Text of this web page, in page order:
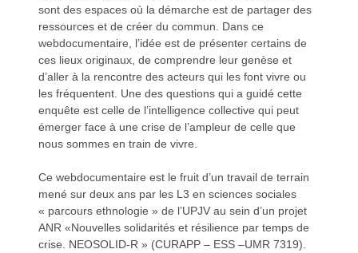
a
v
a
v
sont des espaces où la démarche est de partager des
ressources et de créer du commun. Dans ce
webdocumentaire, l’idée est de présenter certains de
ces lieux originaux, de comprendre leur genèse et
d’aller à la rencontre des acteurs qui les font vivre ou
les fréquentent. Une des questions qui a guidé cette
enquête est celle de l’intelligence collective qui peut
émerger face à une crise de l’ampleur de celle que
nous sommes en train de vivre.
Ce webdocumentaire est le fruit d’un travail de terrain
mené sur deux ans par les L3 en sciences sociales
« parcours ethnologie » de l’UPJV au sein d’un projet
ANR «Nouvelles solidarités et résilience par temps de
crise. NEOSOLID-R » (CURAPP – ESS –UMR 7319).